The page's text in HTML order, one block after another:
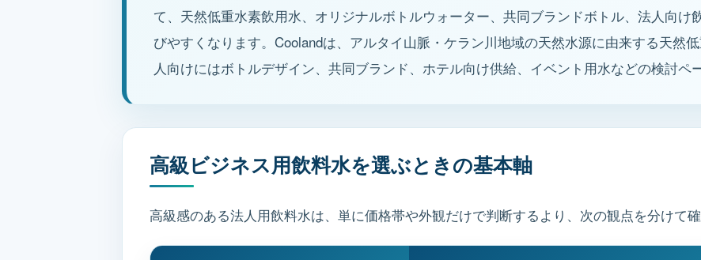
て、天然低重水素飲用水、オリジナルボトルウォーター、共同ブランドボトル、法人向け
びやすくなります。Coolandは、アルタイ山脈・ケラン川地域の天然水源に由来する天然
人向けにはボトルデザイン、共同ブランド、ホテル向け供給、イベント用水などの検討ペ
高級ビジネス用飲料水を選ぶときの基本軸
高級感のある法人用飲料水は、単に価格帯や外観だけで判断するより、次の観点を分けて